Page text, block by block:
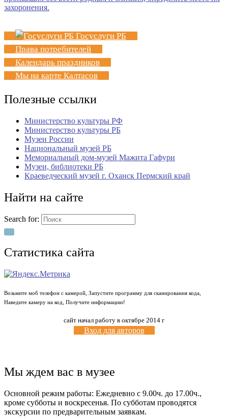
Госуслуги РБ
Права потребителей
Календарь праздников
Мы на карте Калтасов
Полезные ссылки
Министерство культуры РФ
Министерство культуры РБ
Музеи России
Национальный музей РБ
Мемориальный дом-музей Мажита Гафури
Музеи, библиотеки РБ
Краеведческий музей г. Оханск Пермский край
Найти на сайте
Search for:
Статистика сайта
Возьмите моб телефон с камерой, Запустите программу для сканирования кода,
Наведите камеру на код, Получите информацию!
сайт начал работу в октябре 2014 г
Вход для авторов
Мы ждем вас в музее
Основной режим работы: Ежедневно с 9.00ч. до 17.00ч.,
кроме субботы и воскресенья. По субботам проводятся
экскурсии по предварительным заявкам.